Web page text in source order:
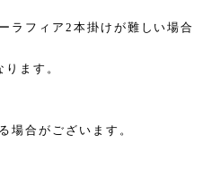
ラフィア2本掛けが難しい場合
ます。
場合がございます。